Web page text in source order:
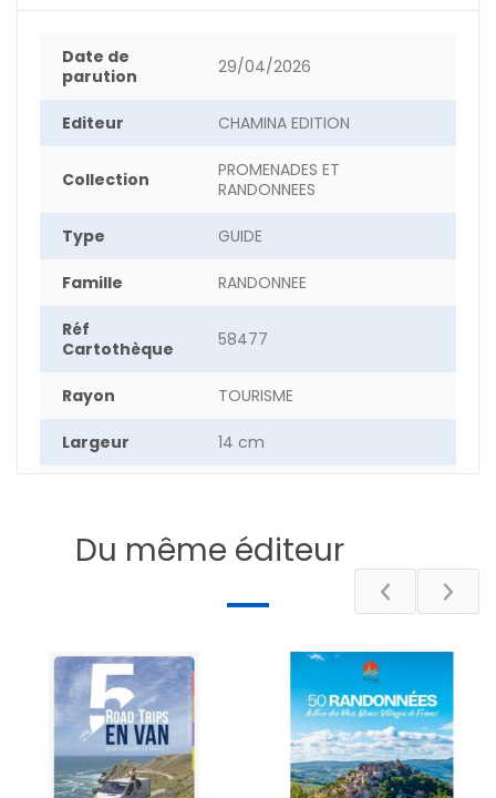
Date de
parution
29/04/2026
Editeur CHAMINA EDITION
Collection
PROMENADES ET
RANDONNEES
Type GUIDE
Famille RANDONNEE
Réf
Cartothèque
58477
Rayon TOURISME
Largeur 14 cm
Epaisseur 0.40 cm
DESCRIPTIF
Du même éditeur